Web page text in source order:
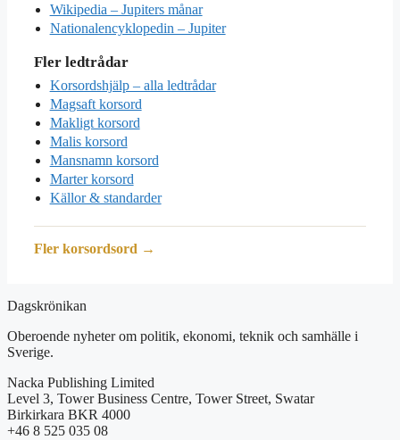
Wikipedia – Jupiters månar
Nationalencyklopedin – Jupiter
Fler ledtrådar
Korsordshjälp – alla ledtrådar
Magsaft korsord
Makligt korsord
Malis korsord
Mansnamn korsord
Marter korsord
Källor & standarder
Fler korsordsord →
Dagskrönikan
Oberoende nyheter om politik, ekonomi, teknik och samhälle i
Sverige.
Nacka Publishing Limited
Level 3, Tower Business Centre, Tower Street, Swatar
Birkirkara BKR 4000
+46 8 525 035 08